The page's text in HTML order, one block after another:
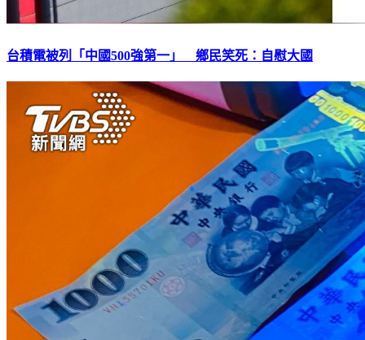
台積電被列「中國500強第一」 鄉民笑死：自慰大國